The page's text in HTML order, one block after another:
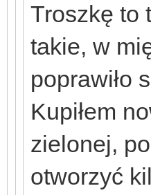
Troszkę to
takie, w
poprawiło
Kupiłem
zielonej,
otworzyć